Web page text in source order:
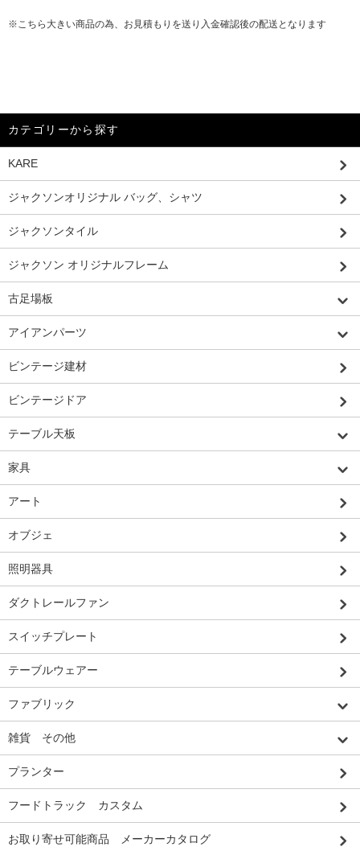
※こちら大きい商品の為、お見積もりを送り入金確認後の配送となります
カテゴリーから探す
KARE
ジャクソンオリジナル バッグ、シャツ
ジャクソンタイル
ジャクソン オリジナルフレーム
古足場板
アイアンパーツ
ビンテージ建材
ビンテージドア
テーブル天板
家具
アート
オブジェ
照明器具
ダクトレールファン
スイッチプレート
テーブルウェアー
ファブリック
雑貨 その他
プランター
フードトラック カスタム
お取り寄せ可能商品 メーカーカタログ